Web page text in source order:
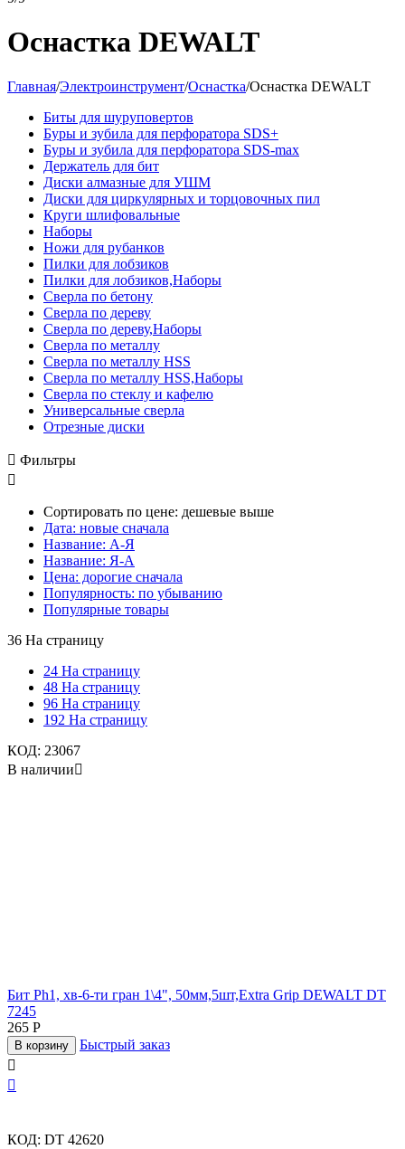
Оснастка DEWALT
Главная/Электроинструмент/Оснастка/Оснастка DEWALT
Биты для шуруповертов
Буры и зубила для перфоратора SDS+
Буры и зубила для перфоратора SDS-max
Держатель для бит
Диски алмазные для УШМ
Диски для циркулярных и торцовочных пил
Круги шлифовальные
Наборы
Ножи для рубанков
Пилки для лобзиков
Пилки для лобзиков,Наборы
Сверла по бетону
Сверла по дереву
Сверла по дереву,Наборы
Сверла по металлу
Сверла по металлу HSS
Сверла по металлу HSS,Наборы
Сверла по стеклу и кафелю
Универсальные сверла
Отрезные диски
 Фильтры

Сортировать по цене: дешевые выше
Дата: новые сначала
Название: А-Я
Название: Я-А
Цена: дорогие сначала
Популярность: по убыванию
Популярные товары
36 На страницу
24 На страницу
48 На страницу
96 На страницу
192 На страницу
КОД: 23067
В наличии
Бит Рh1, хв-6-ти гран 1\4", 50мм,5шт,Extra Grip DEWALT DT
7245
265 Р
В корзину
Быстрый заказ


КОД: DT 42620